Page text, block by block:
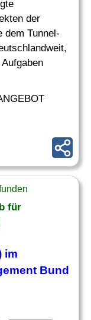
der
dem Tunnel-
für
im
Bund